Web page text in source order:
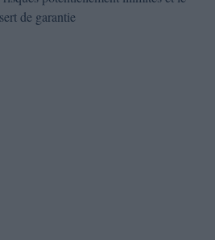
de garantie